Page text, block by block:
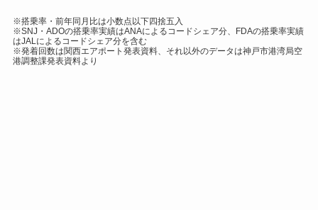
※搭乗率・前年同月比は小数点以下四捨五入
※SNJ・ADOの搭乗率実績はANAによるコードシェア分、FDAの搭乗率実績
はJALによるコードシェア分を含む
※発着回数は関西エアポート発表資料、それ以外のデータは神戸市港湾局空
港調整課発表資料より